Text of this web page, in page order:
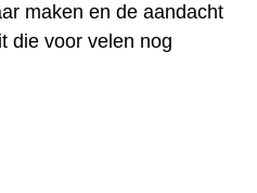
maken en de aandacht
die voor velen nog